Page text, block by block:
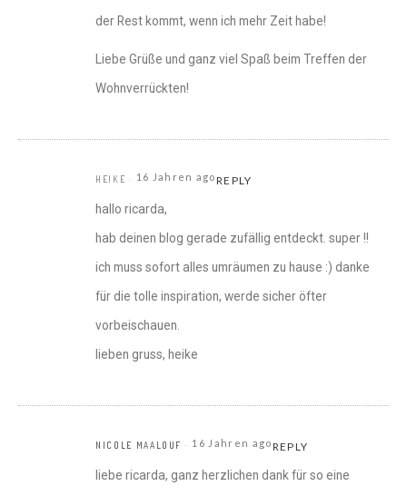
der Rest kommt, wenn ich mehr Zeit habe!
Liebe Grüße und ganz viel Spaß beim Treffen der
Wohnverrückten!
HEIKE 16 Jahren agoREPLY
hallo ricarda,
hab deinen blog gerade zufällig entdeckt. super !!
ich muss sofort alles umräumen zu hause :) danke
für die tolle inspiration, werde sicher öfter
vorbeischauen.
lieben gruss, heike
NICOLE MAALOUF 16 Jahren agoREPLY
liebe ricarda, ganz herzlichen dank für so eine